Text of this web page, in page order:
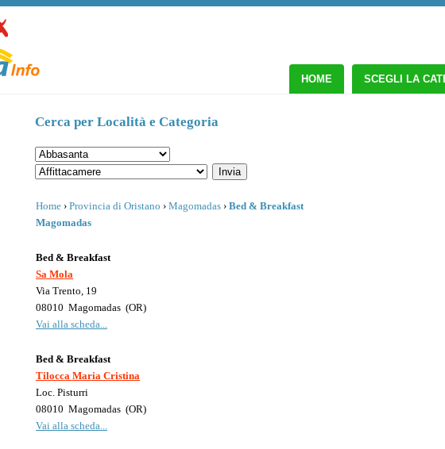
HOME SCEGLI LA
Cerca per Località e Categoria
Home › Provincia di Oristano › Magomadas › Bed & Breakfast
Magomadas
Bed & Breakfast
Sa Mola
Via Trento, 19
08010 Magomadas (OR)
Vai alla scheda...
Bed & Breakfast
Tilocca Maria Cristina
Loc. Pisturri
08010 Magomadas (OR)
Vai alla scheda...